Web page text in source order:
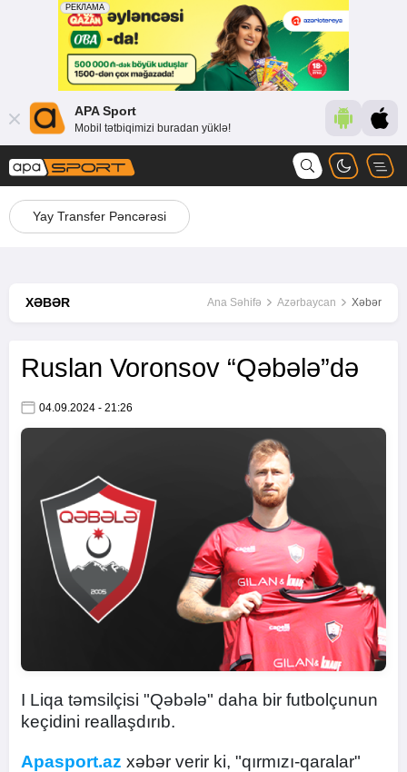
APA Sport
Mobil tətbiqimizi buradan yüklə!
Yay Transfer Pəncərəsi
XƏBƏR Ana Səhifə Azərbaycan Xəbər
Ruslan Voronsov “Qəbələ”də
04.09.2024 - 21:26
I Liqa təmsilçisi "Qəbələ" daha bir futbolçunun
keçidini reallaşdırıb.
Apasport.az xəbər verir ki, "qırmızı-qaralar"